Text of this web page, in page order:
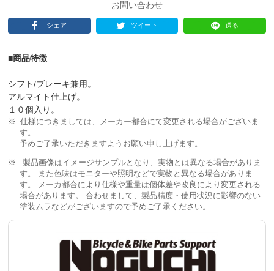
シェア ツイート 送る
■商品特徴
シフト/ブレーキ兼用。
アルマイト仕上げ。
１０個入り。
仕様につきましては、メーカー都合にて変更される場合がございま
す。
予めご了承いただきますようお願い申し上げます。
製品画像はイメージサンプルとなり、実物とは異なる場合がありま
す。 また色味はモニターや照明などで実物と異なる場合がありま
す。 メーカ都合により仕様や重量は個体差や改良により変更される
場合があります。 合わせまして、製品精度・使用状況に影響のない
塗装ムラなどがございますので予めご了承ください。